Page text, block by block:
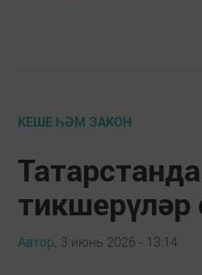
КЕШЕ ҺӘМ ЗАКОН
тикшерүләр
Автор, 3 июнь 2026 - 13:14